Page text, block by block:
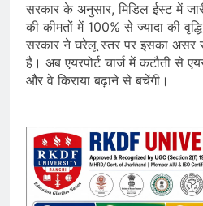
सरकार के अनुसार, मिडिल ईस्ट में
की कीमतों में 100% से ज्यादा की
सरकार ने घरेलू स्तर पर इसका असर
है। अब एयरपोर्ट चार्ज में कटौती से
और वे किराया बढ़ाने से बचेंगी।